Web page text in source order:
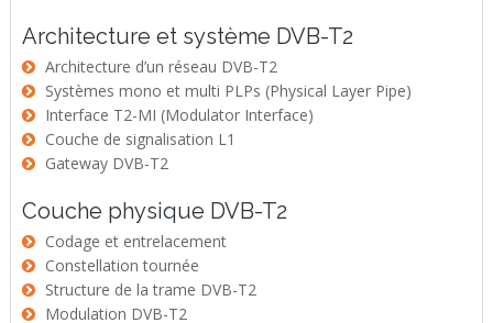
Architecture et système DVB-T2
Architecture d’un réseau DVB-T2
Systèmes mono et multi PLPs (Physical Layer Pipe)
Interface T2-MI (Modulator Interface)
Couche de signalisation L1
Gateway DVB-T2
Couche physique DVB-T2
Codage et entrelacement
Constellation tournée
Structure de la trame DVB-T2
Modulation DVB-T2